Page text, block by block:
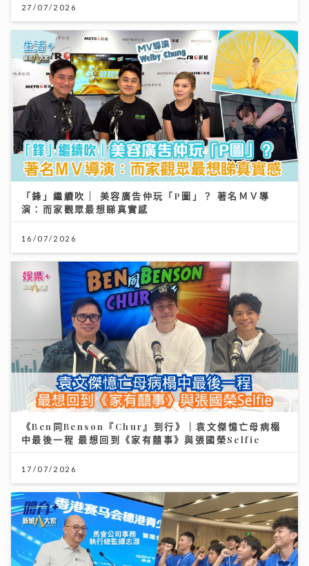
27/07/2026
「鋒」繼續吹 | 美容廣告仲玩「P圖」？ 著名ＭＶ導
演：而家觀眾最想睇真實感
16/07/2026
《Ben同Benson『Chur』到行》｜袁文傑憶亡母病榻
中最後一程 最想回到《家有囍事》與張國榮Selfie
17/07/2026